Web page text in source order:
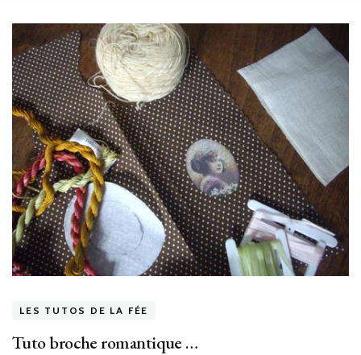
LES TUTOS DE LA FÉE
Tuto broche romantique …